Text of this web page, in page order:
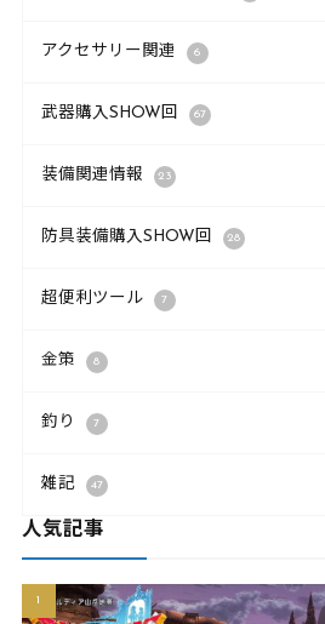
アクセサリー関連 6
武器購入SHOW回 67
装備関連情報 23
防具装備購入SHOW回 28
超便利ツール 7
金策 8
釣り 7
雑記 47
人気記事